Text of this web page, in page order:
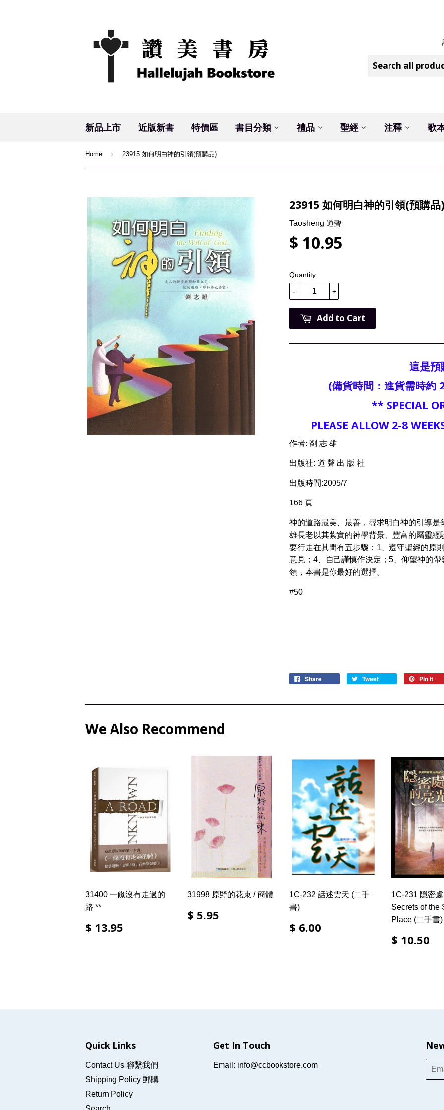
新品上市 近版新書 特價區 書目分類 禮品 聖經 注釋 歌
Home › 23915 如何明白神的引領(預購品)
23915 如何明白神的引領(預購品)
Taosheng 道聲
$ 10.95
Quantity
+
-
Add to Cart
這是預
(備貨時間：進貨需時約
** SPECIAL
PLEASE ALLOW 2-8
作者: 劉 志 雄
出版社: 道 聲 出 版 社
出版時間:2005/7
166 頁
神的道路最美、最善，尋求明白神的引導
雄長老以其紮實的神學背景、豐富的屬靈
要行走在其間有五步驟：1、遵守聖經的原
意見；4、自己謹慎作決定；5、仰望神的
領，本書是你最好的選擇。
#50
Share Tweet Pin it
We Also Recommend
31400 一絛沒有走過的
路 **
$ 13.95
31998 原野的花束 / 簡體
$ 5.95
1C-232 話述雲天 (二手
書)
$ 6.00
1C-231 隱密
Secrets of the
Place (二手書)
$ 10.50
Quick Links
Contact Us 聯繫我們
Shipping Policy 郵購
Return Policy
Get In Touch
Email: info@ccbookstore.com